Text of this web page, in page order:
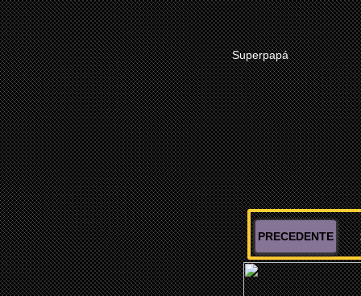
MÀS
Superpapá
PRECEDENTE